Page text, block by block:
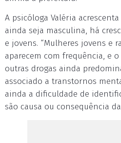
A psicóloga Valéria
ainda seja masculina, há
e jovens. “Mulheres jovens e
aparecem com frequência, e
outras drogas ainda
associado a transtornos
ainda a dificuldade de
são causa ou consequência